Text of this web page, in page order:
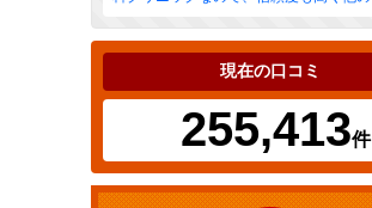
現在の口コミ
255,413件